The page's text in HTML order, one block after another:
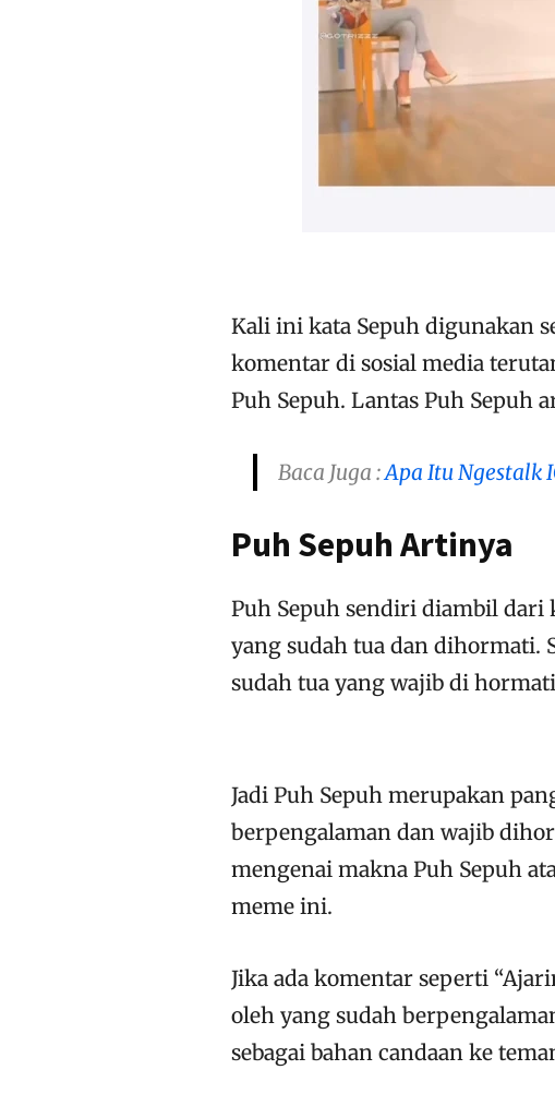
Kali ini kata Sepuh digunakan
komentar di sosial media
Puh Sepuh. Lantas Puh Sepuh
Baca Juga :Apa Itu Ngestalk
Puh Sepuh Artinya
Puh Sepuh sendiri diambil dari
yang sudah tua dan dihormati.
sudah tua yang wajib di
Jadi Puh Sepuh merupakan
berpengalaman dan wajib
mengenai makna Puh Sepuh
meme ini.
Jika ada komentar seperti
oleh yang sudah
sebagai bahan candaan ke